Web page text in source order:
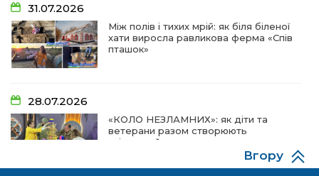
31.07.2026
Між полів і тихих мрій: як біля біленої
хати виросла равликова ферма «Спів
пташок»
28.07.2026
«КОЛО НЕЗЛАМНИХ»: як діти та
ветерани разом створюють
унікальний телепроєкт
Вгору